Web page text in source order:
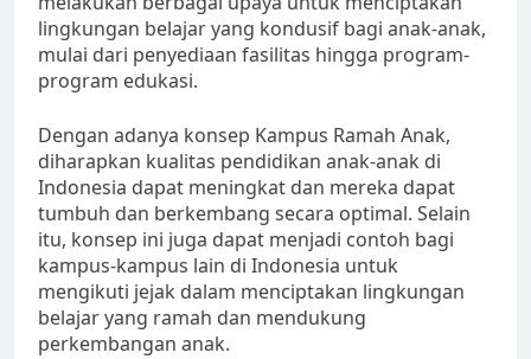
lingkungan belajar yang kondusif bagi anak-anak,
mulai dari penyediaan fasilitas hingga program-
program edukasi.
Dengan adanya konsep Kampus Ramah Anak,
diharapkan kualitas pendidikan anak-anak di
Indonesia dapat meningkat dan mereka dapat
tumbuh dan berkembang secara optimal. Selain
itu, konsep ini juga dapat menjadi contoh bagi
kampus-kampus lain di Indonesia untuk
mengikuti jejak dalam menciptakan lingkungan
belajar yang ramah dan mendukung
perkembangan anak.